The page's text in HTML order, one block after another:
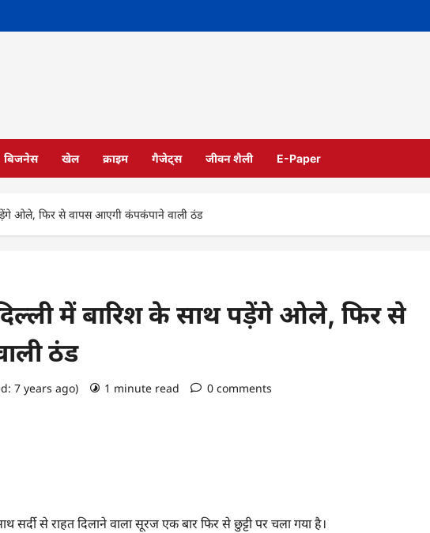
बिजनेस खेल क्राइम गैजेट्स जीवन शैली E-Paper
ओले, फिर से वापस आएगी कंपकंपाने वाली ठंड
में बारिश के साथ पड़ेंगे ओले, फिर से
ठंड
7 years ago) 1 minute read 0 comments
से राहत दिलाने वाला सूरज एक बार फिर से छुट्टी पर चला गया है।